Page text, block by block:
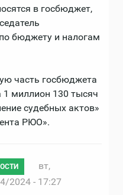
в госбюджет,
бюджету и налогам
часть госбюджета
1 миллион 130 тысяч
судебных актов»
РЮО».
вт,
2024 - 17:27